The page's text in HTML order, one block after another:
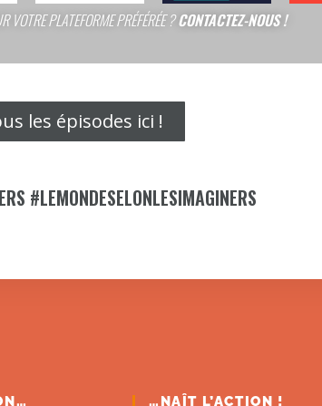
VOTRE PLATEFORME PRÉFÉRÉE ?CONTACTEZ-NOUS !
les épisodes ici !
#LEMONDESELONLESIMAGINERS
…NAÎT L’ACTION !